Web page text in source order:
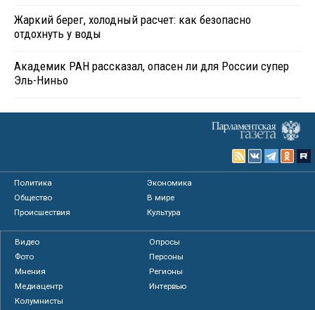
Жаркий берег, холодный расчет: как безопасно
отдохнуть у воды
Академик РАН рассказал, опасен ли для России супер
Эль-Ниньо
Политика
Экономика
Общество
В мире
Происшествия
Культура
Видео
Опросы
Фото
Персоны
Мнения
Регионы
Медиацентр
Интервью
Колумнисты